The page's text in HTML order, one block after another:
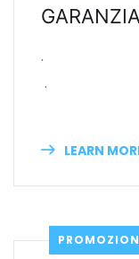
.
.
LEARN